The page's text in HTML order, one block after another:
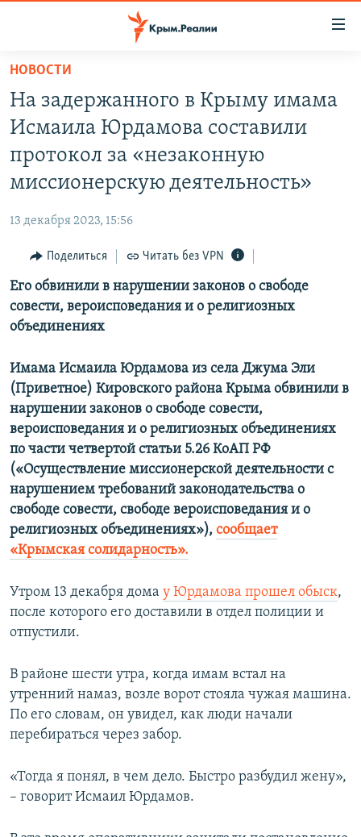
Вернуться
основному
содержанию
главной
Вернутся
поиску
СПЕЦПРОЕКТЫ
ИНТЕРАКТИВ
ИНФОГРАФИКА
ТЕЛЕПРОЕКТ КРЫМ.РЕАЛИИ
СОВЕТЫ ПРАВОЗАЩИТНИКОВ
ПОБЕДИТЕЛЕЙ НЕ СУДЯТ?
КРЫМ.НЕПОКОРЕННЫЙ
ELIFBE
УКРАИНСКАЯ ПРОБЛЕМА КРЫМА
РАДІО СВОБОДА
КАК ОБОЙТИ БЛОКИРОВКУ
Українською
Qırımtatar
ПРИСОЕДИНЯЙТЕСЬ!
Все сайты RFE/RL
НОВОСТИ
На задержанного в Крыму имама
Исмаила Юрдамова составили
протокол за «незаконную
миссионерскую деятельность»
13 декабря 2023, 15:56
Поделиться Читать без VPN
Его обвинили в нарушении законов о свободе
совести, вероисповедания и о религиозных
объединениях
Имама Исмаила Юрдамова из села Джума Эли
(Приветное) Кировского района Крыма обвинили в
нарушении законов о свободе совести,
вероисповедания и о религиозных объединениях
по части четвертой статьи 5.26 КоАП РФ
(«Осуществление миссионерской деятельности с
нарушением требований законодательства о
свободе совести, свободе вероисповедания и о
религиозных объединениях»), сообщает
«Крымская солидарность».
Утром 13 декабря дома у Юрдамова прошел обыск,
после которого его доставили в отдел полиции и
отпустили.
В районе шести утра, когда имам встал на
утренний намаз, возле ворот стояла чужая машина.
По его словам, он увидел, как люди начали
перебираться через забор.
«Тогда я понял, в чем дело. Быстро разбудил жену»,
– говорит Исмаил Юрдамов.